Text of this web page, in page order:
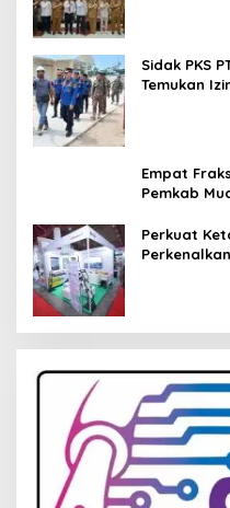
Sidak PKS
Temukan
Empat
Pemkab
Perkuat